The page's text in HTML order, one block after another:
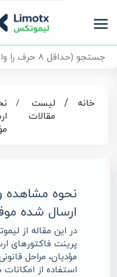
خانه /
لیست
مقالات
/
نحوه مشاهده
ارسال‌ شده
در این مقاله از
پرینت فاکتورهای
مؤدیان، مراحل
استفاده از